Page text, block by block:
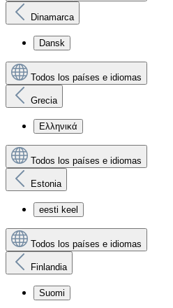
Dinamarca
Dansk
Todos los países e idiomas
Grecia
Ελληνικά
Todos los países e idiomas
Estonia
eesti keel
Todos los países e idiomas
Finlandia
Suomi